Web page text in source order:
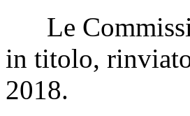
Le
in titolo,
2018.